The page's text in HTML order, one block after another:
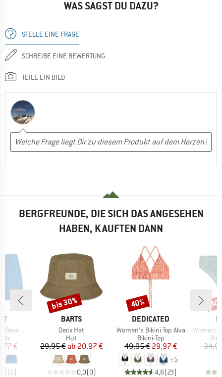
WAS SAGST DU DAZU?
STELLE EINE FRAGE
SCHREIBE EINE BEWERTUNG
TEILE EIN BILD
BERGFREUNDE, DIE SICH DAS ANGESEHEN
HABEN, KAUFTEN DANN
Preis
€
(2)
MARKE
BARTS
Artikel
Decx Hat
Produktgruppe
Hut
Preis
29,95 € reduzierter Preis
ab 20,97 €
0,0(0)
Rabatt
bis 30%
MARKE
DEDICATED
Artikel
Women's Bikini Top Alva
Produktgruppe
Bikini-Top
Preis
49,95 €reduzierter Preis
29,97 €
+5
4,6(23)
Rabatt
40%
Artikel
Women's